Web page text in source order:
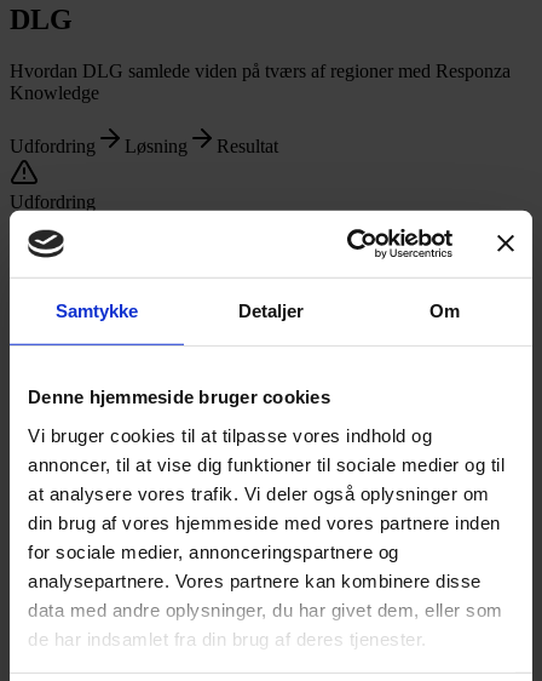
Samtykke Detaljer Om
Denne hjemmeside bruger cookies
Vi bruger cookies til at tilpasse vores indhold og
annoncer, til at vise dig funktioner til sociale medier og til
at analysere vores trafik. Vi deler også oplysninger om
din brug af vores hjemmeside med vores partnere inden
for sociale medier, annonceringspartnere og
analysepartnere. Vores partnere kan kombinere disse
data med andre oplysninger, du har givet dem, eller som
de har indsamlet fra din brug af deres tjenester.
DLG
Hvordan DLG samlede viden på tværs af regioner med Responza
Knowledge
Udfordring Løsning Resultat
Udfordring
Siloopdelt viden på tværs af regioner
til tre gange for at få svar på deres spørgsmål.
Løsning
Central vidensbase med Responza Knowledge
Alle medarbejdere fik adgang til den samme opdaterede viden –
uanset lokation og tidspunkt.
Resultat